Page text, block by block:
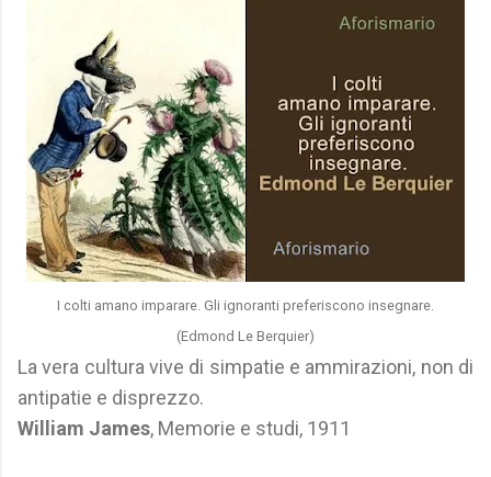
I colti amano imparare. Gli ignoranti preferiscono insegnare.
(Edmond Le Berquier)
La vera cultura vive di simpatie e ammirazioni, non di
antipatie e disprezzo.
William James, Memorie e studi, 1911